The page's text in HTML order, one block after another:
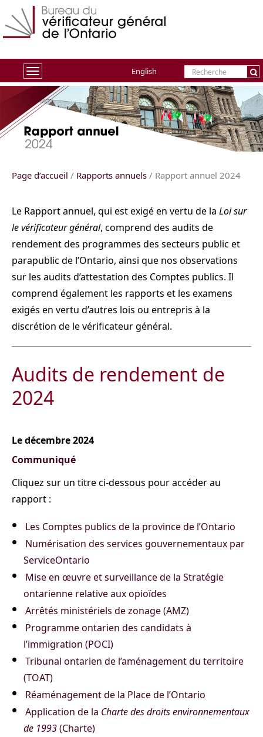
English
Toggle
navigation
Page d’accueil / Rapports annuels / Rapport annuel 2024
Le Rapport annuel, qui est exigé en vertu de la Loi sur
le vérificateur général, comprend des audits de
rendement des programmes des secteurs public et
parapublic de l’Ontario, ainsi que nos observations
sur les audits d’attestation des Comptes publics. Il
comprend également les rapports et les examens
exigés en vertu d’autres lois ou entrepris à la
discrétion de le vérificateur général.
Audits de rendement de
2024
Le décembre 2024
Communiqué
Cliquez sur un titre ci-dessous pour accéder au
rapport :
Les Comptes publics de la province de l’Ontario
Numérisation des services gouvernementaux par
ServiceOntario
Mise en œuvre et surveillance de la Stratégie
ontarienne relative aux opioïdes
Arrêtés ministériels de zonage (AMZ)
Programme ontarien des candidats à
l’immigration (POCI)
Tribunal ontarien de l’aménagement du territoire
(TOAT)
Réaménagement de la Place de l’Ontario
Application de la Charte des droits environnementaux
de 1993(Charte)